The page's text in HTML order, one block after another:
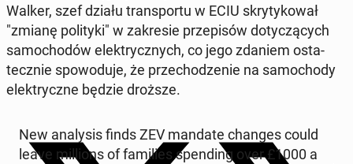
Walker, szef działu trans­por­tu w ECIU skry­ty­ko­wał
"zmianę po­li­ty­ki" w za­kre­sie prze­pi­sów do­ty­czą­cych
sa­mo­cho­dów elek­trycz­nych, co jego zdaniem osta­
tecz­nie spo­wo­du­je, że prze­cho­dze­nie na sa­mo­cho­dy
elek­trycz­ne będzie droższe.
New ana­ly­sis finds ZEV mandate changes could
leave mil­lions of fa­mi­lies spen­ding over £1000 a